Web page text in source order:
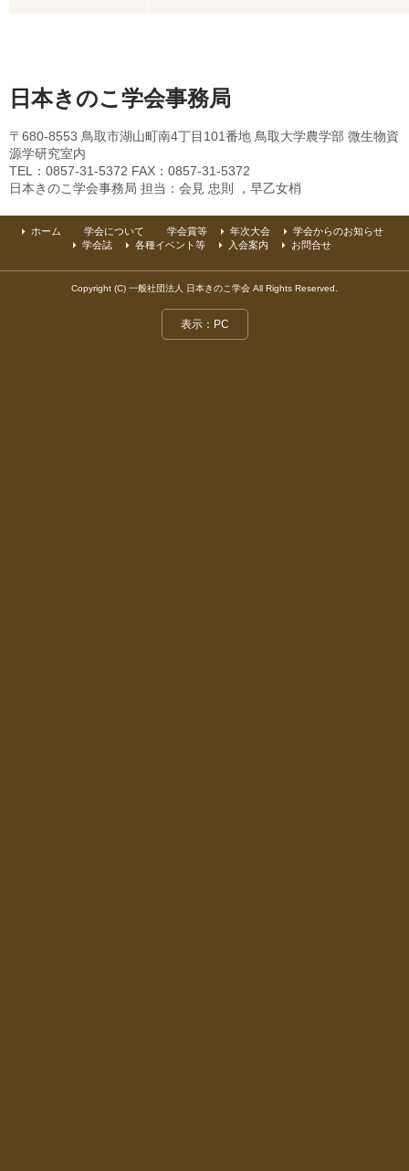
日本きのこ学会事務局
〒680-8553 鳥取市湖山町南4丁目101番地 鳥取大学農学部 微生物資
源学研究室内
TEL：0857-31-5372 FAX：0857-31-5372
日本きのこ学会事務局 担当：会見 忠則 ，早乙女梢
ホーム 学会について 学会賞等 年次大会
学会からのお知らせ
学会誌
各種イベント等 入会案内 お問合せ
Copyright (C) 一般社団法人 日本きのこ学会 All Rights Reserved.
表示：PC